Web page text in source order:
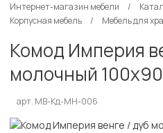
Интернет-магазин мебели
Корпусная мебель
Мебель для
Комод Империя
молочный
арт. MB-Кд-МН-006